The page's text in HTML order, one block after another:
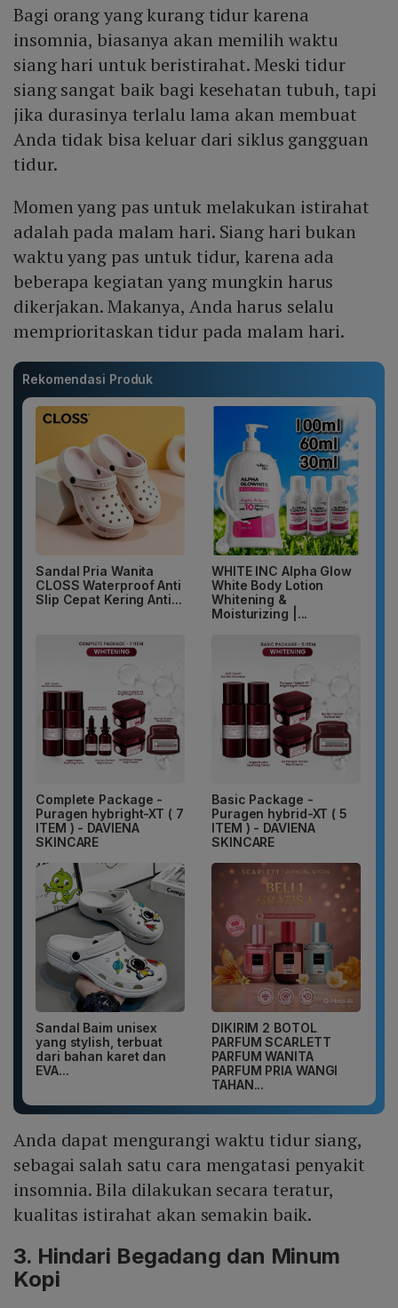
Bagi orang yang kurang tidur karena
insomnia, biasanya akan memilih waktu
siang hari untuk beristirahat. Meski tidur
siang sangat baik bagi kesehatan tubuh, tapi
jika durasinya terlalu lama akan membuat
Anda tidak bisa keluar dari siklus gangguan
tidur.
Momen yang pas untuk melakukan istirahat
adalah pada malam hari. Siang hari bukan
waktu yang pas untuk tidur, karena ada
beberapa kegiatan yang mungkin harus
dikerjakan. Makanya, Anda harus selalu
memprioritaskan tidur pada malam hari.
Rekomendasi Produk
Sandal Pria Wanita
CLOSS Waterproof Anti
Slip Cepat Kering Anti...
WHITE INC Alpha Glow
White Body Lotion
Whitening &
Moisturizing |...
Complete Package -
Puragen hybright-XT ( 7
ITEM ) - DAVIENA
SKINCARE
Basic Package -
Puragen hybrid-XT ( 5
ITEM ) - DAVIENA
SKINCARE
Sandal Baim unisex
yang stylish, terbuat
dari bahan karet dan
EVA...
DIKIRIM 2 BOTOL
PARFUM SCARLETT
PARFUM WANITA
PARFUM PRIA WANGI
TAHAN...
Anda dapat mengurangi waktu tidur siang,
sebagai salah satu cara mengatasi penyakit
insomnia. Bila dilakukan secara teratur,
kualitas istirahat akan semakin baik.
3. Hindari Begadang dan Minum
Kopi